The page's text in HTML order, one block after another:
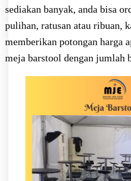
sediakan banyak, anda bisa
pulihan, ratusan atau ribuan,
memberikan potongan harga
meja barstool dengan jumlah